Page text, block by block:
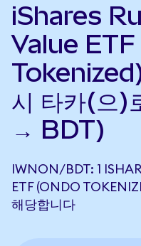
iShares
Value
시 타카(으
→ BDT)
IWNON/BDT: 1
ETF (ONDO
해당합니다